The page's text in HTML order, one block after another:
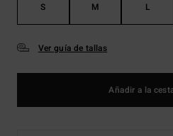
S M L
Ver guía de tallas
Añadir a la